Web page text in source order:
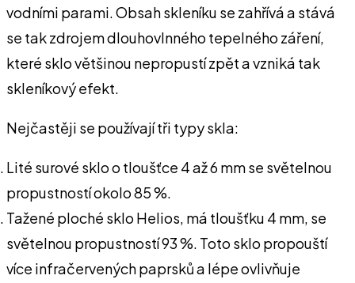
vodními parami. Obsah skleníku se zahřívá a stává
se tak zdrojem dlouhovlnného tepelného záření,
které sklo většinou nepropustí zpět a vzniká tak
skleníkový efekt.
Nejčastěji se používají tři typy skla:
Lité surové sklo o tloušťce 4 až 6 mm se světelnou
propustností okolo 85 %.
Tažené ploché sklo Helios, má tloušťku 4 mm, se
světelnou propustností 93 %. Toto sklo propouští
více infračervených paprsků a lépe ovlivňuje